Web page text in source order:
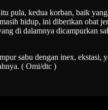
pula, kedua korban, baik yang
hidup, ini diberikan obat
di dalamnya dicampurkan
sabu dengan inex, ekstasi,
( Omi/dtc )